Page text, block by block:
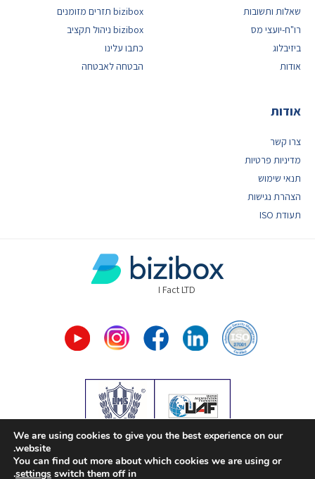
שאלות ותשובות
רו"ח-יועצי מס
ביזיבלוג
אודות
bizibox תזרים מזומנים
bizibox ניהול תקציב
כתבו עלינו
הבטחה לאבטחה
אודות
צרו קשר
מדיניות פרטיות
תנאי שימוש
הצהרת נגישות
תעודת ISO
I Fact LTD
Design by:teacup| Created by:entry| SEO by:extra
אתר זה משתמש ב- cookies על מנת
לספק לך חוויית גלישה טובה יותר.
לקבלת מידע מפורט קראו אתמדיניות
We are using cookies to give you the best experience on our
website.
You can find out more about which cookies we are using or
switch them off in
settings
.